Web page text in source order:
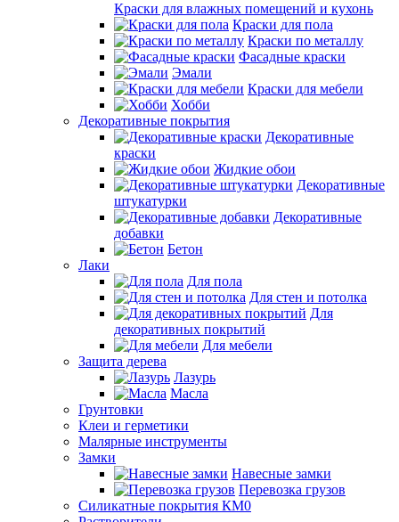
Краски для влажных помещений и кухонь
Краски для пола
Краски по металлу
Фасадные краски
Эмали
Краски для мебели
Хобби
Декоративные покрытия
Декоративные
краски
Жидкие обои
Декоративные
штукатурки
Декоративные
добавки
Бетон
Лаки
Для пола
Для стен и потолка
Для
декоративных покрытий
Для мебели
Защита дерева
Лазурь
Масла
Грунтовки
Клеи и герметики
Малярные инструменты
Замки
Навесные замки
Перевозка грузов
Силикатные покрытия КМ0